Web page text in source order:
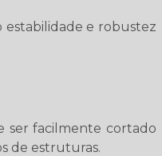
estabilidade e robustez
ser facilmente cortado
de estruturas.